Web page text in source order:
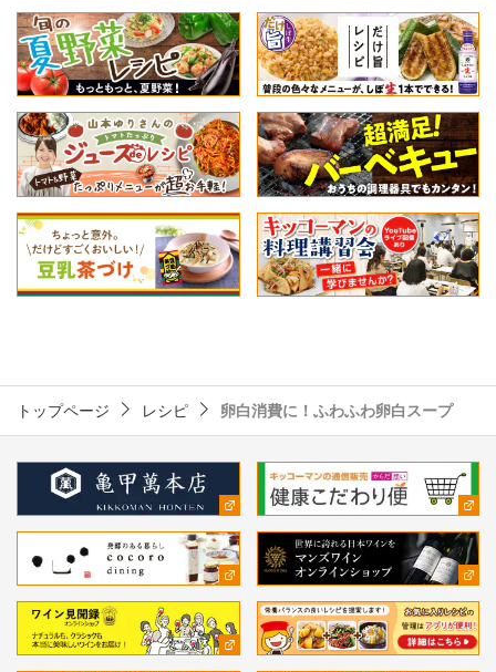
トップページ レシピ 卵白消費に！ふわふわ卵白スープ